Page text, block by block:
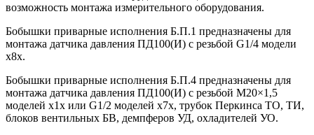
возможность монтажа измерительного оборудования.
Бобышки приварные исполнения Б.П.1 предназначены для
монтажа датчика давления ПД100(И) с резьбой G1/4 модели
х8х.
Бобышки приварные исполнения Б.П.4 предназначены для
монтажа датчика давления ПД100(И) с резьбой М20×1,5
моделей х1х или G1/2 моделей х7х, трубок Перкинса ТО, ТИ,
блоков вентильных БВ, демпферов УД, охладителей УО.